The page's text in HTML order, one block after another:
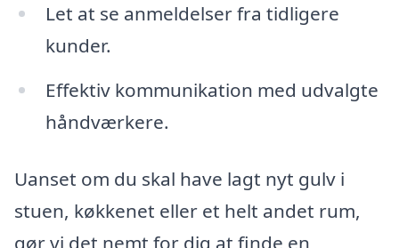
Let at se anmeldelser fra tidligere
kunder.
Effektiv kommunikation med udvalgte
håndværkere.
Uanset om du skal have lagt nyt gulv i
stuen, køkkenet eller et helt andet rum,
gør vi det nemt for dig at finde en